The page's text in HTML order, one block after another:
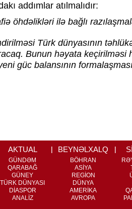
addımlar atılmalıdır:
öhdəlikləri ilə bağlı
Türk dünyasının
Bunun həyata keçirilməsi
güc balansının
AKTUAL
GÜNDƏM
QARABAĞ
GÜNEY
TÜRK DÜNYASI
DİASPOR
ANALİZ
BEYNƏLXALQ
BÖHRAN
ASİYA
REGİON
DÜNYA
AMERİKA
AVROPA